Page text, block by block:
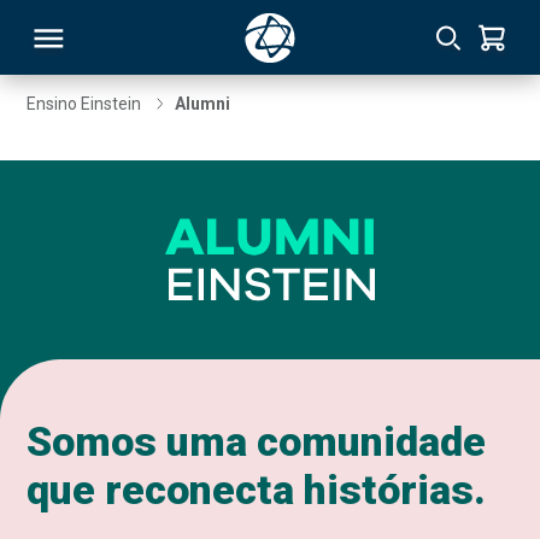
Ensino Einstein Alumni
Somos uma comunidade
que reconecta histórias.